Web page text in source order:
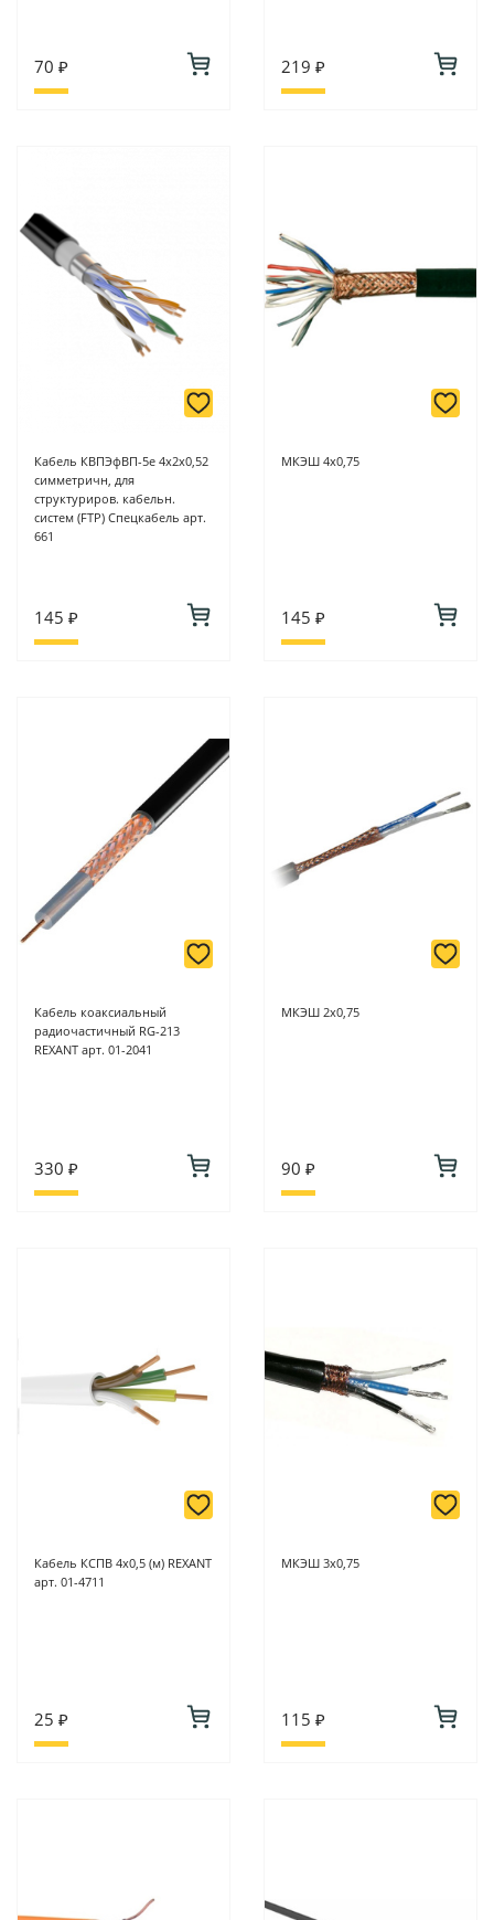
70 ₽ 219 ₽
Кабель КВПЭфВП-5е 4х2х0,52
симметричн, для
структуриров. кабельн.
систем (FTP) Спецкабель арт.
661
145 ₽
МКЭШ 4х0,75
145 ₽
Кабель коаксиальный
радиочастичный RG-213
REXANT арт. 01-2041
330 ₽
МКЭШ 2х0,75
90 ₽
Кабель КСПВ 4х0,5 (м) REXANT
арт. 01-4711
25 ₽
МКЭШ 3х0,75
115 ₽